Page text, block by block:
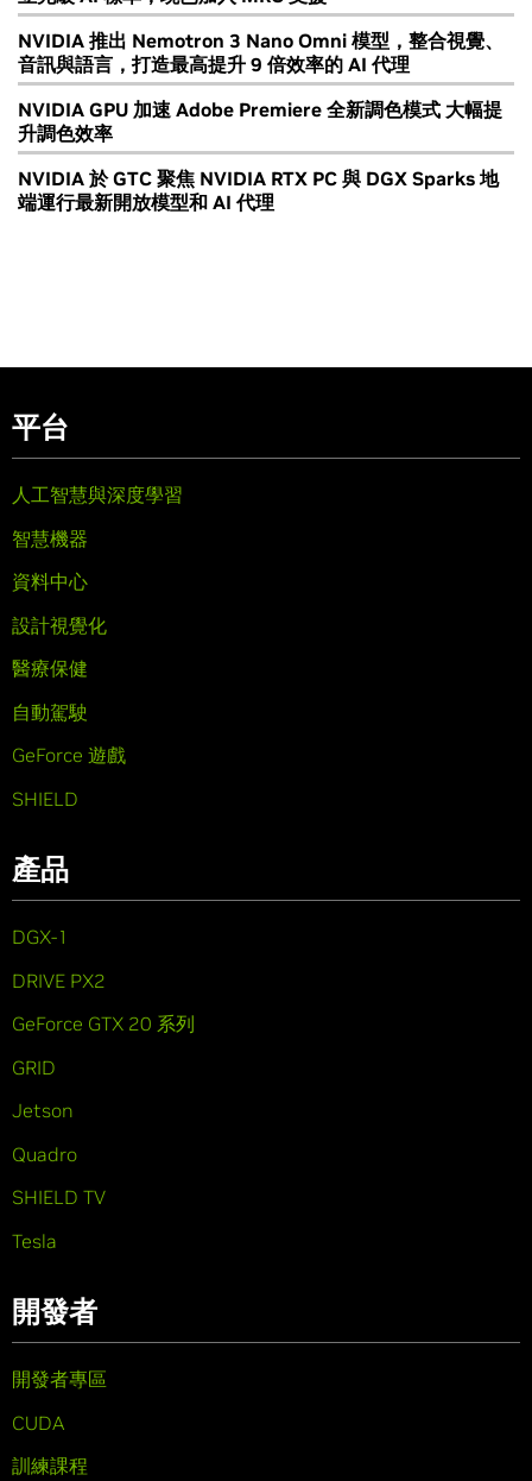
NVIDIA 推出 Nemotron 3 Nano Omni 模型，整合視覺、
音訊與語言，打造最高提升 9 倍效率的 AI 代理
NVIDIA GPU 加速 Adobe Premiere 全新調色模式 大幅提
升調色效率
NVIDIA 於 GTC 聚焦 NVIDIA RTX PC 與 DGX Sparks 地
端運行最新開放模型和 AI 代理
平台
人工智慧與深度學習
智慧機器
資料中心
設計視覺化
醫療保健
自動駕駛
GeForce 遊戲
SHIELD
產品
DGX-1
DRIVE PX2
GeForce GTX 20 系列
GRID
Jetson
Quadro
SHIELD TV
Tesla
開發者
開發者專區
CUDA
訓練課程